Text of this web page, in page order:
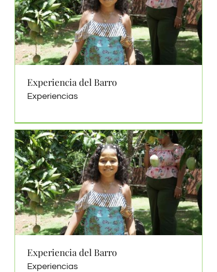
Experiencia del Barro
Experiencias
Experiencia del Barro
Experiencias